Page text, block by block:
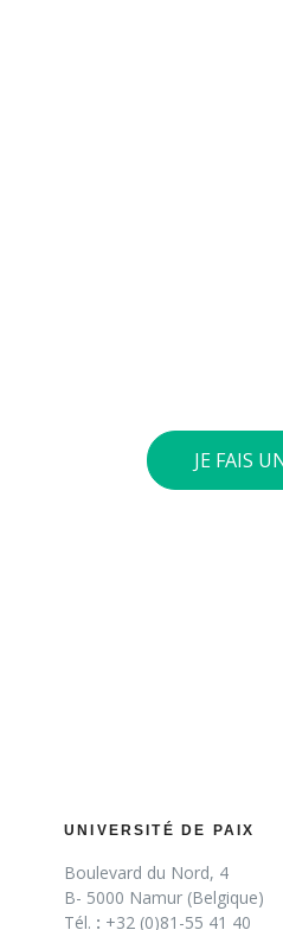
JE FAIS
UNIVERSITÉ DE PAIX
Boulevard du Nord, 4
B- 5000 Namur (Belgique)
Tél. : +32 (0)81-55 41 40